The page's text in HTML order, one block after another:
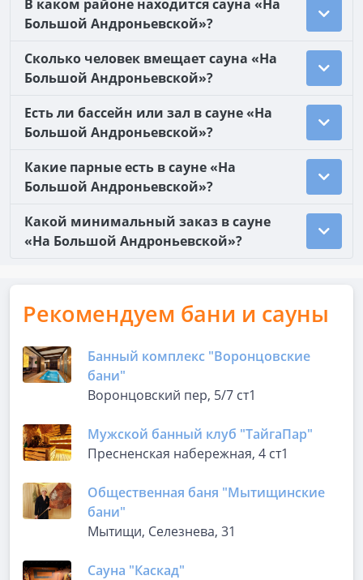
В каком районе находится сауна «На
Большой Андроньевской»?
Сколько человек вмещает сауна «На
Большой Андроньевской»?
Есть ли бассейн или зал в сауне «На
Большой Андроньевской»?
Какие парные есть в сауне «На
Большой Андроньевской»?
Какой минимальный заказ в сауне
«На Большой Андроньевской»?
Рекомендуем бани и сауны
Банный комплекс "Воронцовские
бани"
Воронцовский пер, 5/7 ст1
Мужской банный клуб "ТайгаПар"
Пресненская набережная, 4 ст1
Общественная баня "Мытищинские
бани"
Мытищи, Селезнева, 31
Сауна "Каскад"